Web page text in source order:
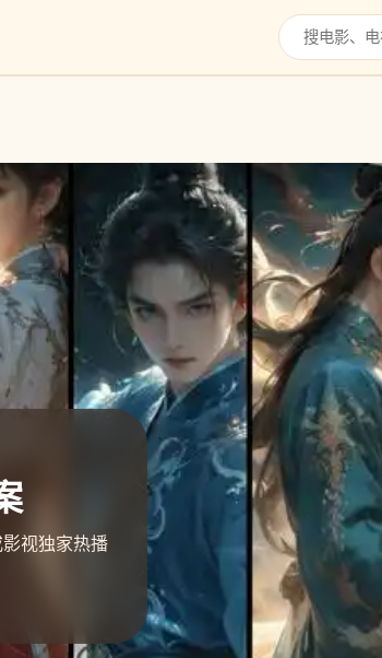
视独家热播